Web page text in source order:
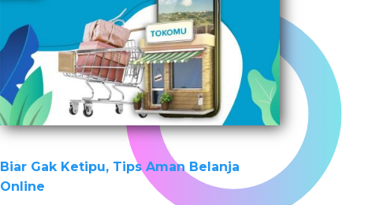
Biar Gak Ketipu, Tips Aman Belanja
Online